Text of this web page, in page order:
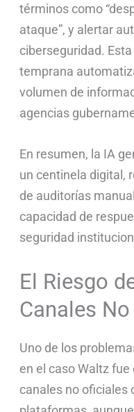
términos como
ataque”, y alertar
ciberseguridad.
temprana
volumen de
agencias
En resumen, la IA
un centinela digital,
de auditorías
capacidad de
seguridad
El Riesgo
Canales
Uno de los
en el caso Waltz
canales no oficiales